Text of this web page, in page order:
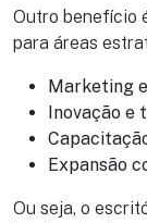
Outro benefício
para áreas
Marketing
Inovação e
Expansão
Ou seja, o